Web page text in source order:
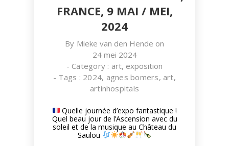
FRANCE, 9 MAI / MEI,
2024
By Mieke van den Hende on
24 mei 2024
- Category : art, exposition
- Tags : 2024, agnes bomers, art,
artinhospitals
Quelle journée d’expo fantastique !
Quel beau jour de l’Ascension avec du
soleil et de la musique au Château du
Saulou